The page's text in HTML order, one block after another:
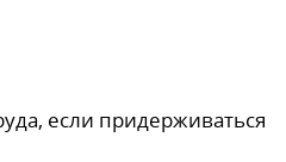
если придерживаться